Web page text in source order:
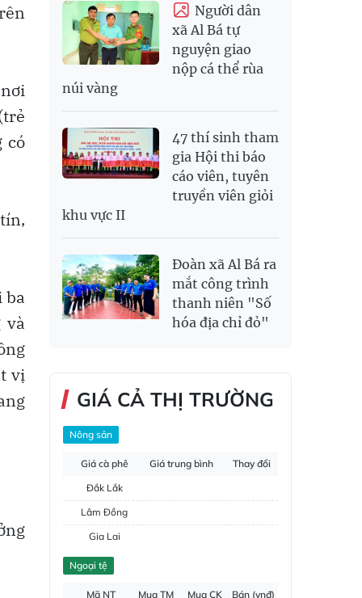
có
ba
và
vị
Người dân
xã Al Bá tự
nguyện giao
nộp cá thể rùa
núi vàng
47 thí sinh tham
gia Hội thi báo
cáo viên, tuyên
truyền viên giỏi
khu vực II
Đoàn xã Al Bá ra
mắt công trình
thanh niên "Số
hóa địa chỉ đỏ"
GIÁ CẢ THỊ TRƯỜNG
Nông sản
Giá cà phê Giá trung bình
Thay đổi
Đắk Lắk
Lâm Đồng
Gia Lai
Đắk Nông
Ngoại tệ
Mã NT Mua TM Mua CK
Bán (vnđ)